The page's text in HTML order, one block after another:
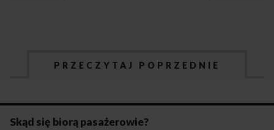
PRZECZYTAJ POPRZEDNIE
Skąd się biorą pasażerowie?